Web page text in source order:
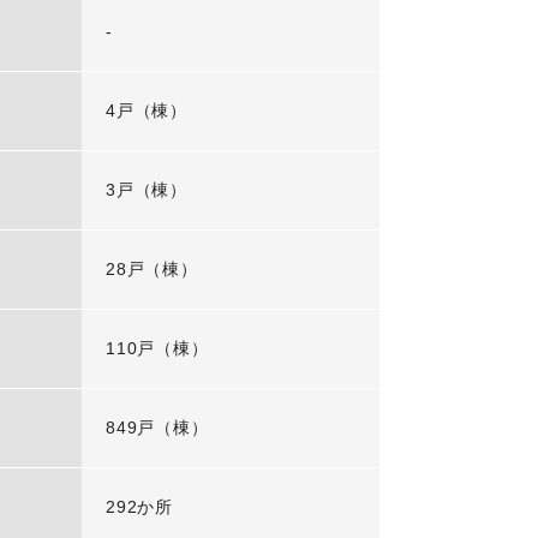
-
4戸（棟）
3戸（棟）
28戸（棟）
110戸（棟）
849戸（棟）
292か所